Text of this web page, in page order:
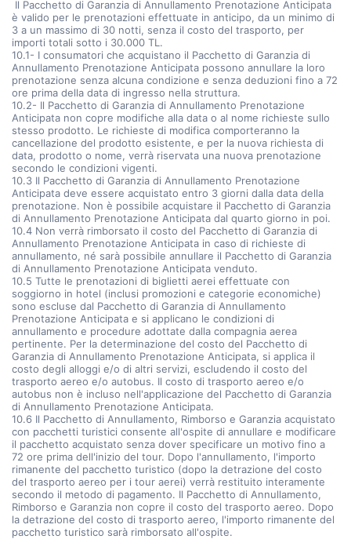
Il Pacchetto di Garanzia di Annullamento Prenotazione Anticipata
è valido per le prenotazioni effettuate in anticipo, da un minimo di
3 a un massimo di 30 notti, senza il costo del trasporto, per
importi totali sotto i 30.000 TL.
10.1- I consumatori che acquistano il Pacchetto di Garanzia di
Annullamento Prenotazione Anticipata possono annullare la loro
prenotazione senza alcuna condizione e senza deduzioni fino a 72
ore prima della data di ingresso nella struttura.
10.2- Il Pacchetto di Garanzia di Annullamento Prenotazione
Anticipata non copre modifiche alla data o al nome richieste sullo
stesso prodotto. Le richieste di modifica comporteranno la
cancellazione del prodotto esistente, e per la nuova richiesta di
data, prodotto o nome, verrà riservata una nuova prenotazione
secondo le condizioni vigenti.
10.3 Il Pacchetto di Garanzia di Annullamento Prenotazione
Anticipata deve essere acquistato entro 3 giorni dalla data della
prenotazione. Non è possibile acquistare il Pacchetto di Garanzia
di Annullamento Prenotazione Anticipata dal quarto giorno in poi.
10.4 Non verrà rimborsato il costo del Pacchetto di Garanzia di
Annullamento Prenotazione Anticipata in caso di richieste di
annullamento, né sarà possibile annullare il Pacchetto di Garanzia
di Annullamento Prenotazione Anticipata venduto.
10.5 Tutte le prenotazioni di biglietti aerei effettuate con
soggiorno in hotel (inclusi promozioni e categorie economiche)
sono escluse dal Pacchetto di Garanzia di Annullamento
Prenotazione Anticipata e si applicano le condizioni di
annullamento e procedure adottate dalla compagnia aerea
pertinente. Per la determinazione del costo del Pacchetto di
Garanzia di Annullamento Prenotazione Anticipata, si applica il
costo degli alloggi e/o di altri servizi, escludendo il costo del
trasporto aereo e/o autobus. Il costo di trasporto aereo e/o
autobus non è incluso nell'applicazione del Pacchetto di Garanzia
di Annullamento Prenotazione Anticipata.
10.6 Il Pacchetto di Annullamento, Rimborso e Garanzia acquistato
con pacchetti turistici consente all'ospite di annullare e modificare
il pacchetto acquistato senza dover specificare un motivo fino a
72 ore prima dell'inizio del tour. Dopo l'annullamento, l'importo
rimanente del pacchetto turistico (dopo la detrazione del costo
del trasporto aereo per i tour aerei) verrà restituito interamente
secondo il metodo di pagamento. Il Pacchetto di Annullamento,
Rimborso e Garanzia non copre il costo del trasporto aereo. Dopo
la detrazione del costo di trasporto aereo, l'importo rimanente del
pacchetto turistico sarà rimborsato all'ospite.